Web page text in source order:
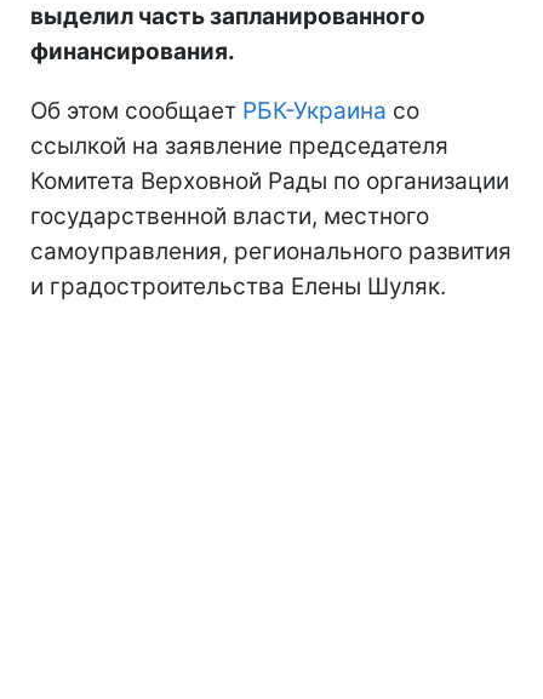
выделил часть запланированного
финансирования.
Об этом сообщает РБК-Украина со
ссылкой на заявление председателя
Комитета Верховной Рады по организации
государственной власти, местного
самоуправления, регионального развития
и градостроительства Елены Шуляк.